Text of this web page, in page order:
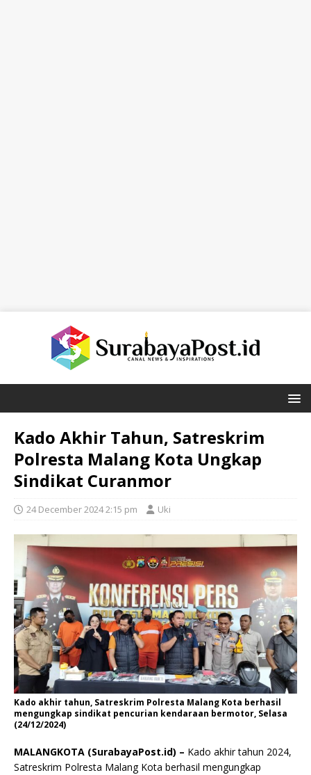
Kado Akhir Tahun, Satreskrim
Polresta Malang Kota Ungkap
Sindikat Curanmor
24 December 2024 2:15 pm Uki
Kado akhir tahun, Satreskrim Polresta Malang Kota berhasil
mengungkap sindikat pencurian kendaraan bermotor, Selasa
(24/12/2024)
MALANGKOTA (SurabayaPost.id) – Kado akhir tahun 2024,
Satreskrim Polresta Malang Kota berhasil mengungkap